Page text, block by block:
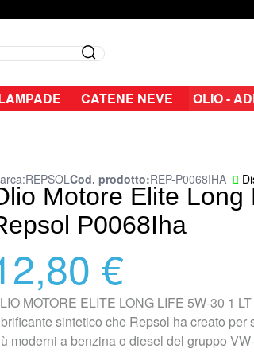
Search
CATENE NEVE OLIO -
Motore Elite Long
P0068Iha
REPSOLCod. prodotto REP-P0068IHA
€
MOTORE ELITE LONG LIFE 5W-30 1
sintetico che Repsol ha creato
moderni a benzina o diesel del gruppo